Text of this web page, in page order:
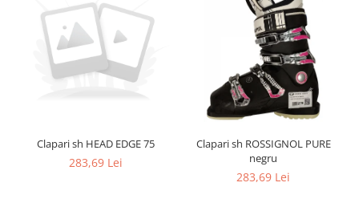
Clapari sh HEAD EDGE 75
283,69 Lei
Clapari sh ROSSIGNOL PURE
negru
283,69 Lei